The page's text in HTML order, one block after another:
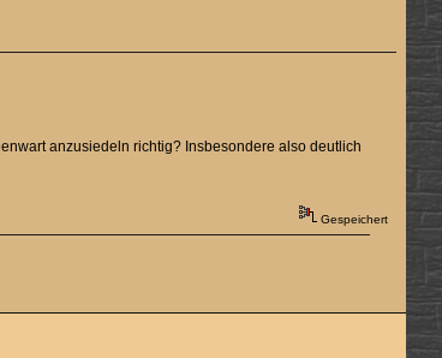
anzusiedeln richtig? Insbesondere also deutlich
Gespeichert